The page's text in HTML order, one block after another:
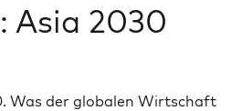
Asia 2030
Was der globalen Wirtschaft